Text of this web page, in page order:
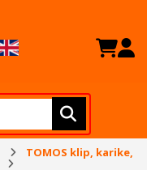
TOMOS klip, karike,